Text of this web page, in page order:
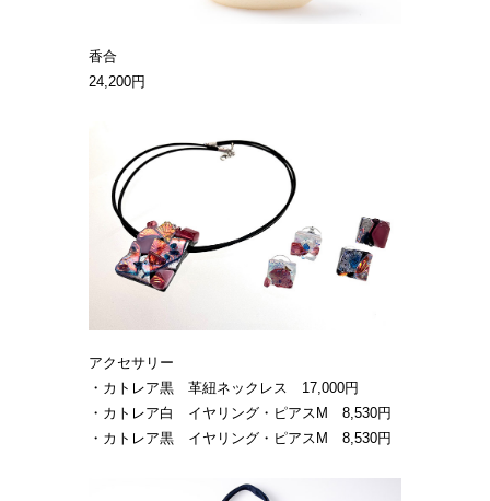
香合
24,200円
アクセサリー
・カトレア黒 革紐ネックレス 17,000円
・カトレア白 イヤリング・ピアスM 8,530円
・カトレア黒 イヤリング・ピアスM 8,530円